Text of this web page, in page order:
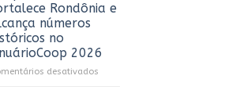
Rondônia e
números
no
2026
desativadosem